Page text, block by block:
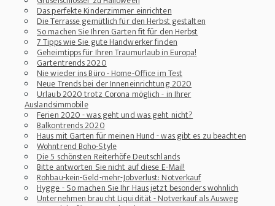
Das perfekte Kinderzimmer einrichten
Die Terrasse gemütlich für den Herbst gestalten
So machen Sie Ihren Garten fit für den Herbst
7 Tipps wie Sie gute Handwerker finden
Geheimtipps für Ihren Traumurlaub in Europa!
Gartentrends 2020
Nie wieder ins Büro - Home-Office im Test
Neue Trends bei der Inneneinrichtung 2020
Urlaub 2020 trotz Corona möglich - in Ihrer
Auslandsimmobile
Ferien 2020 - was geht und was geht nicht?
Balkontrends 2020
Haus mit Garten für meinen Hund - was gibt es zu beachten
Wohntrend Boho-Style
Die 5 schönsten Reiterhöfe Deutschlands
Bitte antworten Sie nicht auf diese E-Mail!
Rohbau-kein-Geld-mehr-Jobverlust: Notverkauf
Hygge - So machen Sie Ihr Haus jetzt besonders wohnlich
Unternehmen braucht Liquidität - Notverkauf als Ausweg